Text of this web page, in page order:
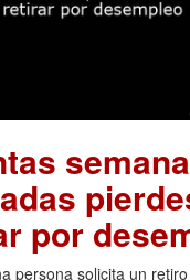
por
persona solicita un